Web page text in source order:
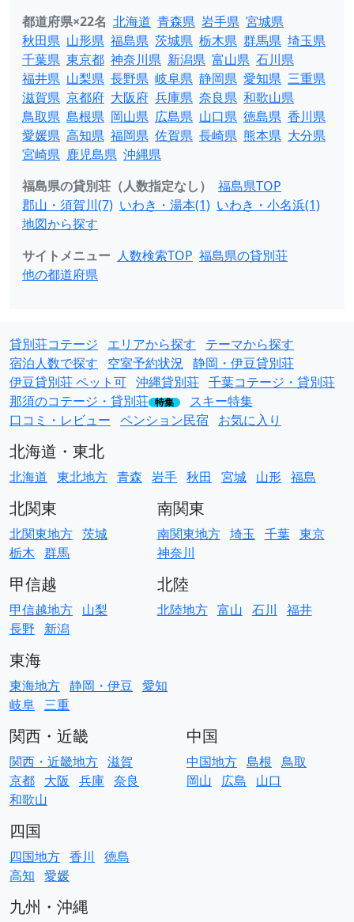
都道府県×22名 北海道 青森県 岩手県 宮城県
秋田県 山形県 福島県 茨城県 栃木県 群馬県 埼玉県
千葉県 東京都 神奈川県 新潟県 富山県 石川県
福井県 山梨県 長野県 岐阜県 静岡県 愛知県 三重県
滋賀県 京都府 大阪府 兵庫県 奈良県 和歌山県
鳥取県 島根県 岡山県 広島県 山口県 徳島県 香川県
愛媛県 高知県 福岡県 佐賀県 長崎県 熊本県 大分県
宮崎県 鹿児島県 沖縄県
福島県の貸別荘（人数指定なし）
福島県TOP
郡山・須賀川(7) いわき・湯本(1) いわき・小名浜(1)
地図から探す
サイトメニュー 人数検索TOP 福島県の貸別荘
他の都道府県
貸別荘コテージ エリアから探す
テーマから探す
宿泊人数で探す
空室予約状況 静岡・伊豆貸別荘
伊豆貸別荘 ペット可 沖縄貸別荘 千葉コテージ・貸別荘
那須のコテージ・貸別荘 特集
スキー特集
口コミ・レビュー ペンション民宿 お気に入り
北海道・東北
北海道 東北地方 青森 岩手 秋田 宮城 山形 福島
北関東
北関東地方 茨城
栃木 群馬
南関東
南関東地方 埼玉 千葉 東京
神奈川
甲信越
甲信越地方 山梨
長野
新潟
北陸
北陸地方 富山 石川 福井
東海
東海地方 静岡・伊豆 愛知
岐阜 三重
関西・近畿
関西・近畿地方 滋賀
京都 大阪 兵庫 奈良
和歌山
中国
中国地方 島根 鳥取
岡山
広島 山口
四国
四国地方 香川
徳島
高知 愛媛
九州・沖縄